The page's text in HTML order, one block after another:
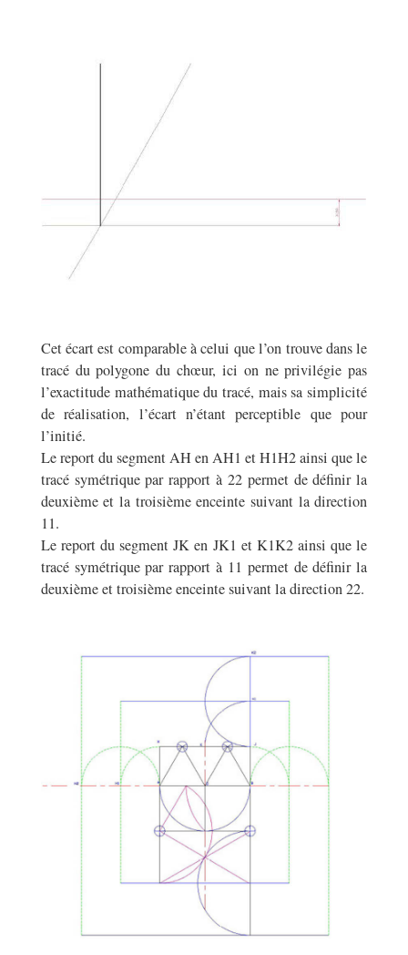
Cet écart est comparable à celui que l’on trouve dans le
tracé du polygone du chœur, ici on ne privilégie pas
l’exactitude mathématique du tracé, mais sa simplicité
de réalisation, l’écart n’étant perceptible que pour
l’initié.
Le report du segment AH en AH1 et H1H2 ainsi que le
tracé symétrique par rapport à 22 permet de définir la
deuxième et la troisième enceinte suivant la direction
11.
Le report du segment JK en JK1 et K1K2 ainsi que le
tracé symétrique par rapport à 11 permet de définir la
deuxième et troisième enceinte suivant la direction 22.